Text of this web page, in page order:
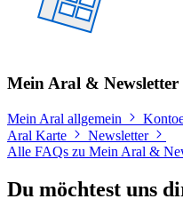
Mein Aral & Newsletter
Mein Aral allgemein
Aral Karte
Newsletter
Alle FAQs zu Mein Aral &
Du möchtest uns